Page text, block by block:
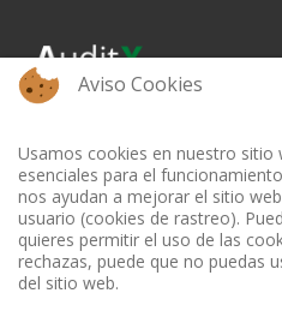
Aviso Cookies
Usamos cookies en nuestro sitio
esenciales para el
nos ayudan a mejorar el sitio
usuario (cookies de rastreo).
quieres permitir el uso de las
rechazas, puede que no puedas
del sitio web.